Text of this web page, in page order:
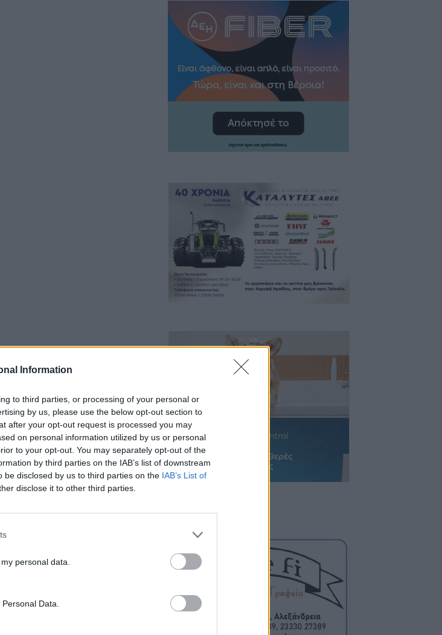
Information
to third parties, or processing of your personal or
by us, please use the below opt-out section to
after your opt-out request is processed you may
on personal information utilized by us or personal
to your opt-out. You may separately opt-out of the
by third parties on the IAB’s list of downstream
be disclosed by us to third parties on the IAB’s List of
disclose it to other third parties.
personal data.
Data.